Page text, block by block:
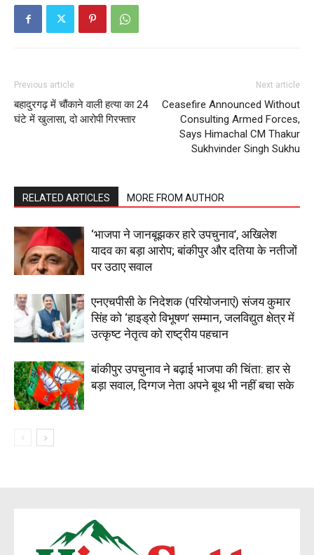
Company
Contact us
Subscription Plans
Previous article
बहादुरगढ़ में चौंकाने वाली हत्या का 24
घंटे में खुलासा, दो आरोपी गिरफ्तार
Next article
Ceasefire Announced Without
Consulting Armed Forces,
Says Himachal CM Thakur
Sukhvinder Singh Sukhu
RELATED ARTICLES MORE FROM AUTHOR
‘भाजपा ने जानबूझकर हारे उपचुनाव’, अखिलेश
यादव का बड़ा आरोप; बांकीपुर और दतिया के नतीजों
पर उठाए सवाल
एनएचपीसी के निदेशक (परियोजनाएं) संजय कुमार
सिंह को ‘हाइड्रो विभूषण’ सम्मान, जलविद्युत क्षेत्र में
उत्कृष्ट नेतृत्व को राष्ट्रीय पहचान
बांकीपुर उपचुनाव ने बढ़ाई भाजपा की चिंता: हार से
बड़ा सवाल, दिग्गज नेता अपने बूथ भी नहीं बचा सके